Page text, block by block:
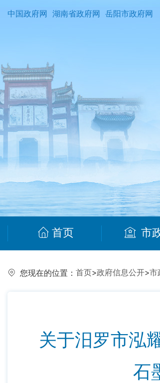
中国政府网 湖南省政府网 岳阳市政府网
首页 市
您现在的位置： 首页>政府信息公开>市
关于汨罗市泓
石